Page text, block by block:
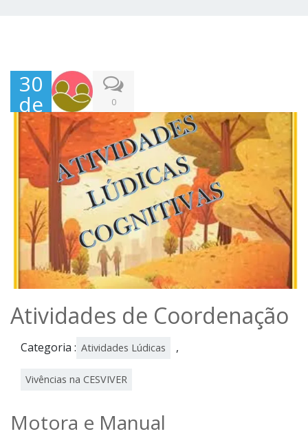
30
de
Nov
em
bro
,
202
1
0
Atividades de Coordenação
Categoria : Atividades Lúdicas ,
Vivências na CESVIVER
Motora e Manual